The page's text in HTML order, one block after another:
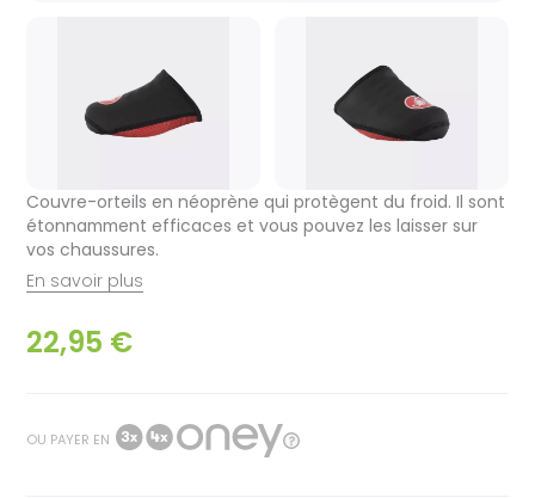
Couvre-orteils en néoprène qui protègent du froid. Il sont
étonnamment efficaces et vous pouvez les laisser sur
vos chaussures.
En savoir plus
22,95 €
OU PAYER EN